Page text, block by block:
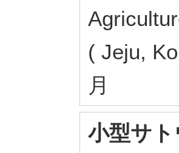
( Jeju,
月
小型サ